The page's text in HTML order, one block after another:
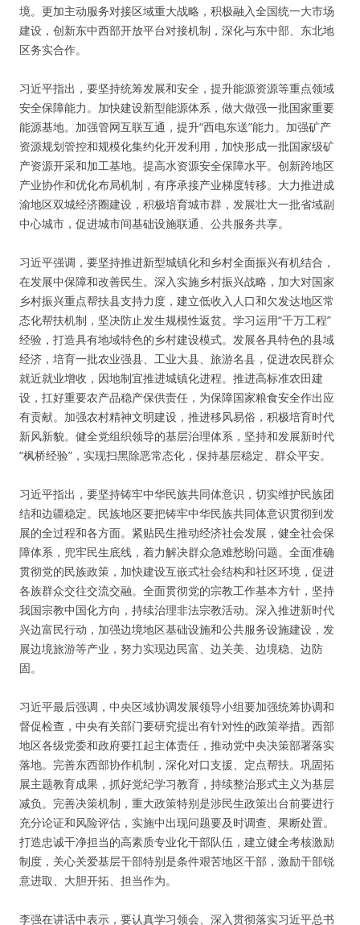
境。更加主动服务对接区域重大战略，积极融入全国统一大市场
建设，创新东中西部开放平台对接机制，深化与东中部、东北地
区务实合作。
习近平指出，要坚持统筹发展和安全，提升能源资源等重点领域
安全保障能力。加快建设新型能源体系，做大做强一批国家重要
能源基地。加强管网互联互通，提升“西电东送”能力。加强矿产
资源规划管控和规模化集约化开发利用，加快形成一批国家级矿
产资源开采和加工基地。提高水资源安全保障水平。创新跨地区
产业协作和优化布局机制，有序承接产业梯度转移。大力推进成
渝地区双城经济圈建设，积极培育城市群，发展壮大一批省域副
中心城市，促进城市间基础设施联通、公共服务共享。
习近平强调，要坚持推进新型城镇化和乡村全面振兴有机结合，
在发展中保障和改善民生。深入实施乡村振兴战略，加大对国家
乡村振兴重点帮扶县支持力度，建立低收入人口和欠发达地区常
态化帮扶机制，坚决防止发生规模性返贫。学习运用“千万工程”
经验，打造具有地域特色的乡村建设模式。发展各具特色的县域
经济，培育一批农业强县、工业大县、旅游名县，促进农民群众
就近就业增收，因地制宜推进城镇化进程。推进高标准农田建
设，扛好重要农产品稳产保供责任，为保障国家粮食安全作出应
有贡献。加强农村精神文明建设，推进移风易俗，积极培育时代
新风新貌。健全党组织领导的基层治理体系，坚持和发展新时代
“枫桥经验”，实现扫黑除恶常态化，保持基层稳定、群众平安。
习近平指出，要坚持铸牢中华民族共同体意识，切实维护民族团
结和边疆稳定。民族地区要把铸牢中华民族共同体意识贯彻到发
展的全过程和各方面。紧贴民生推动经济社会发展，健全社会保
障体系，兜牢民生底线，着力解决群众急难愁盼问题。全面准确
贯彻党的民族政策，加快建设互嵌式社会结构和社区环境，促进
各族群众交往交流交融。全面贯彻党的宗教工作基本方针，坚持
我国宗教中国化方向，持续治理非法宗教活动。深入推进新时代
兴边富民行动，加强边境地区基础设施和公共服务设施建设，发
展边境旅游等产业，努力实现边民富、边关美、边境稳、边防
固。
习近平最后强调，中央区域协调发展领导小组要加强统筹协调和
督促检查，中央有关部门要研究提出有针对性的政策举措。西部
地区各级党委和政府要扛起主体责任，推动党中央决策部署落实
落地。完善东西部协作机制，深化对口支援、定点帮扶。巩固拓
展主题教育成果，抓好党纪学习教育，持续整治形式主义为基层
减负。完善决策机制，重大政策特别是涉民生政策出台前要进行
充分论证和风险评估，实施中出现问题要及时调查、果断处置。
打造忠诚干净担当的高素质专业化干部队伍，建立健全考核激励
制度，关心关爱基层干部特别是条件艰苦地区干部，激励干部锐
意进取、大胆开拓、担当作为。
李强在讲话中表示，要认真学习领会、深入贯彻落实习近平总书